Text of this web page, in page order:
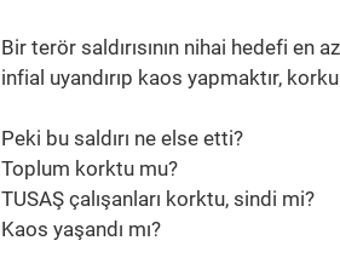
Bir terör saldırısının nihai hedefi
infial uyandırıp kaos yapmaktır,
Peki bu saldırı ne else etti?
Toplum korktu mu?
TUSAŞ çalışanları korktu, sindi mi?
Kaos yaşandı mı?